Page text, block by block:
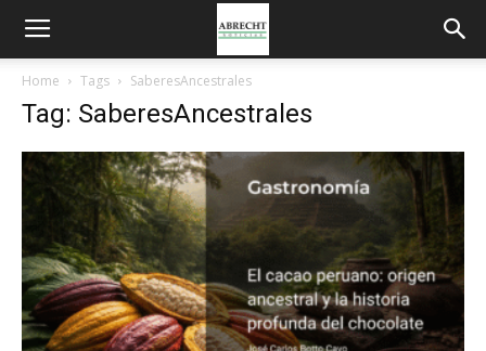
Home Tags SaberesAncestrales
Tag: SaberesAncestrales